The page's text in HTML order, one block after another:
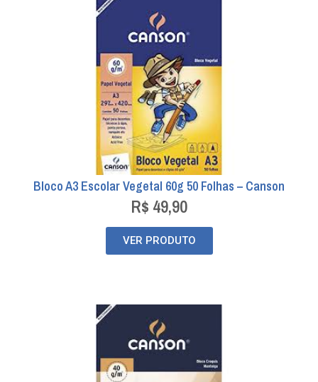
Bloco A3 Escolar Vegetal 60g 50 Folhas – Canson
R$ 49,90
VER PRODUTO